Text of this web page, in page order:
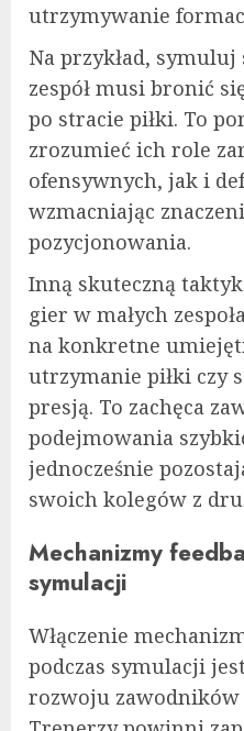
utrzymywanie
Na przykład,
zespół musi bronić
po stracie piłki. To
zrozumieć ich role
ofensywnych, jak i
wzmacniając
pozycjonowania.
Inną skuteczną
gier w małych
na konkretne
utrzymanie piłki czy
presją. To zachęca
podejmowania
jednocześnie
swoich kolegów z
Mechanizmy
symulacji
Włączenie
podczas symulacji
rozwoju zawodników